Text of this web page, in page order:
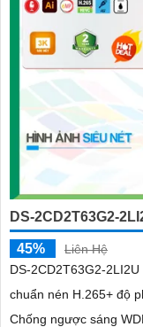
DS-2CD2T63G2-
45%
Liên Hệ
DS-2CD2T63G2-
chuẩn nén H.265+ độ
Chống ngược sáng